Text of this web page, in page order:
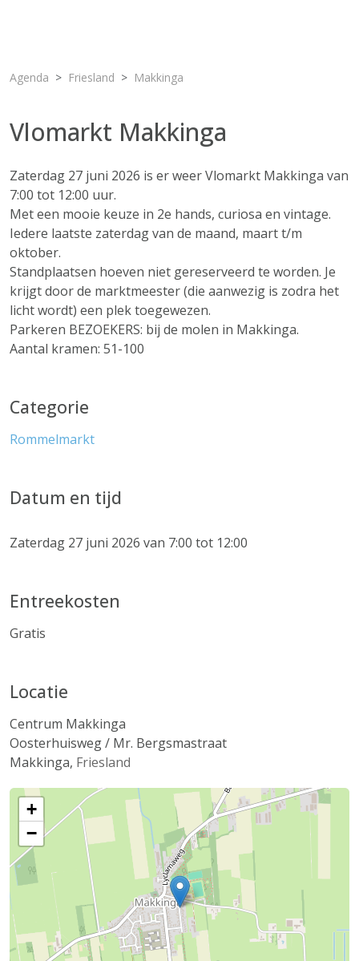
Agenda Friesland Makkinga
Vlomarkt Makkinga
Zaterdag 27 juni 2026 is er weer Vlomarkt Makkinga van
7:00 tot 12:00 uur.
Met een mooie keuze in 2e hands, curiosa en vintage.
Iedere laatste zaterdag van de maand, maart t/m
oktober.
Standplaatsen hoeven niet gereserveerd te worden. Je
krijgt door de marktmeester (die aanwezig is zodra het
licht wordt) een plek toegewezen.
Parkeren BEZOEKERS: bij de molen in Makkinga.
Aantal kramen: 51-100
Categorie
Rommelmarkt
Datum en tijd
Zaterdag 27 juni 2026 van 7:00 tot 12:00
Entreekosten
Gratis
Locatie
Centrum Makkinga
Oosterhuisweg / Mr. Bergsmastraat
Makkinga, Friesland
+
−